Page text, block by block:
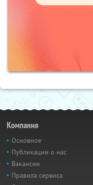
Компания
Основное
Публикации о нас
Вакансии
Правила сервиса